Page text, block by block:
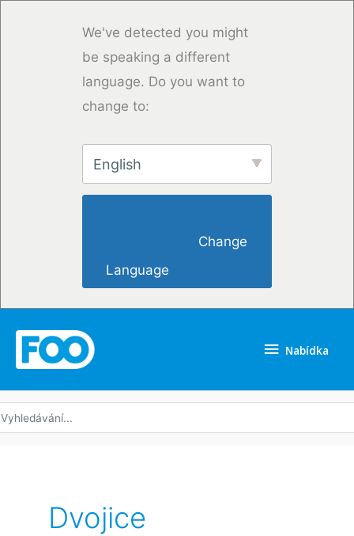
We've detected you might
be speaking a different
language. Do you want to
change to:
English
Language
Nabídka
Dvojice